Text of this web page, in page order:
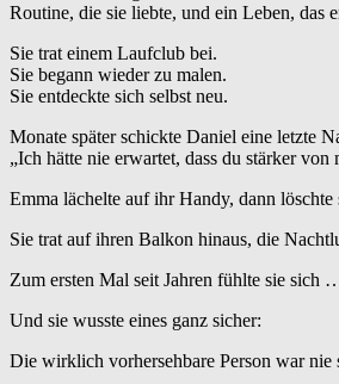
Routine, die sie liebte, und ein Leben, das
Sie trat einem Laufclub bei.
Sie begann wieder zu malen.
Sie entdeckte sich selbst neu.
Monate später schickte Daniel eine letzte
„Ich hätte nie erwartet, dass du stärker von
Emma lächelte auf ihr Handy, dann
Sie trat auf ihren Balkon hinaus, die
Zum ersten Mal seit Jahren fühlte sie sich
Und sie wusste eines ganz sicher:
Die wirklich vorhersehbare Person war nie